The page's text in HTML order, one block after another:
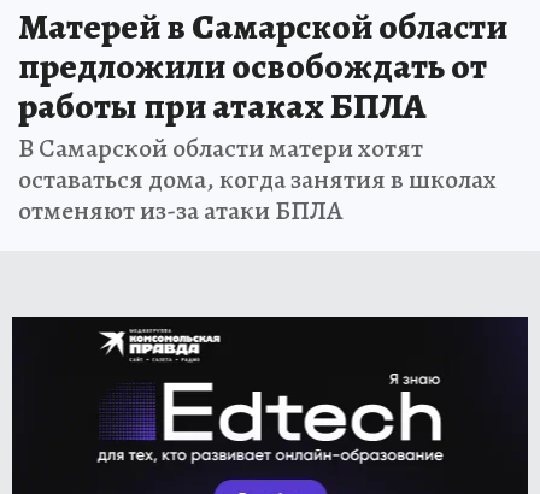
Матерей в Самарской области
предложили освобождать от
работы при атаках БПЛА
В Самарской области матери хотят
оставаться дома, когда занятия в школах
отменяют из-за атаки БПЛА